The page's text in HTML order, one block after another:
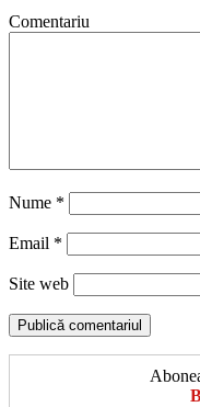
Comentariu
Nume *
Email *
Site web